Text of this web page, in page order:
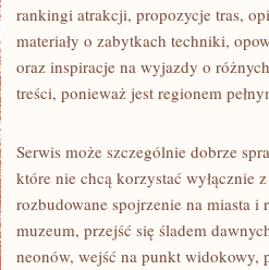
rankingi atrakcji, propozycje tras,
materiały o zabytkach techniki,
oraz inspiracje na wyjazdy o
treści, ponieważ jest regionem
Serwis może szczególnie dobrze
które nie chcą korzystać wyłącznie
rozbudowane spojrzenie na miasta
muzeum, przejść się śladem
neonów, wejść na punkt widokowy,